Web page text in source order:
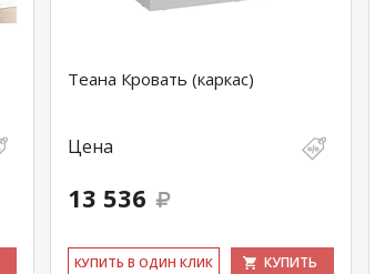
Теана Кровать (каркас)
Цена
13 536
КУ­ПИТЬ В ОДИН КЛИК КУПИТЬ